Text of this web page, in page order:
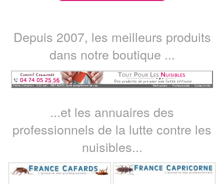
Depuis 2007, les meilleurs produits
dans notre boutique ...
...et les annuaires des
professionnels de la lutte contre les
nuisibles...